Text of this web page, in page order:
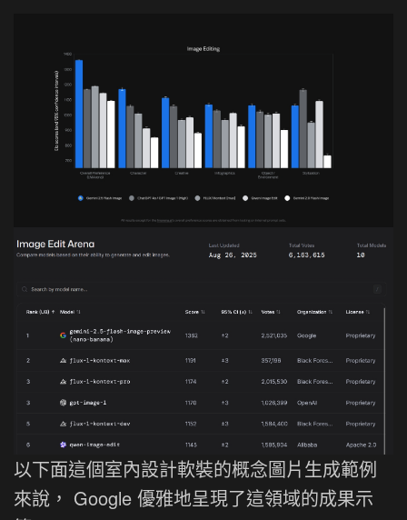
以下面這個室內設計軟裝的概念圖片生成範例
來說， Google 優雅地呈現了這領域的成果示